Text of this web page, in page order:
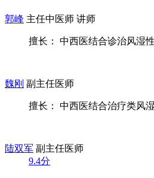
郭峰 主任中医师 讲师
擅长： 中西医结合诊治风湿性
魏刚 副主任医师
擅长： 中西医结合治疗类风
陆双军 副主任医师
9.4分